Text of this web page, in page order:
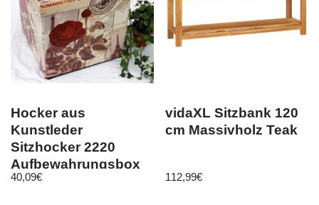
Hocker aus
Kunstleder
Sitzhocker 2220
Aufbewahrungsbox
40 cm Sitzwürfel
40,09€
vidaXL Sitzbank 120
cm Massivholz Teak
112,99€